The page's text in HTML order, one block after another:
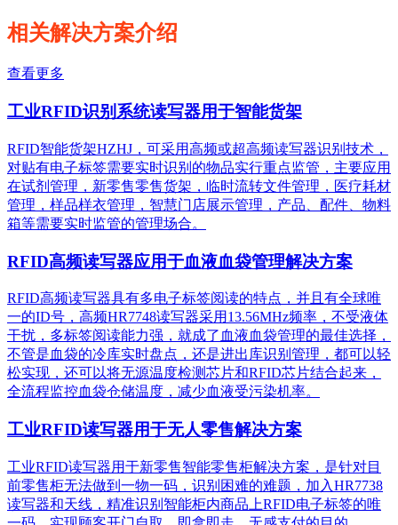
相关解决方案介绍
查看更多
工业RFID识别系统读写器用于智能货架
RFID智能货架HZHJ，可采用高频或超高频读写器识别技术，
对贴有电子标签需要实时识别的物品实行重点监管，主要应用
在试剂管理，新零售零售货架，临时流转文件管理，医疗耗材
管理，样品样衣管理，智慧门店展示管理，产品、配件、物料
箱等需要实时监管的管理场合。
RFID高频读写器应用于血液血袋管理解决方案
RFID高频读写器具有多电子标签阅读的特点，并且有全球唯
一的ID号，高频HR7748读写器采用13.56MHz频率，不受液体
干扰，多标签阅读能力强，就成了血液血袋管理的最佳选择，
不管是血袋的冷库实时盘点，还是进出库识别管理，都可以轻
松实现，还可以将无源温度检测芯片和RFID芯片结合起来，
全流程监控血袋仓储温度，减少血液受污染机率。
工业RFID读写器用于无人零售解决方案
工业RFID读写器用于新零售智能零售柜解决方案，是针对目
前零售柜无法做到一物一码，识别困难的难题，加入HR7738
读写器和天线，精准识别​智能柜内商品上RFID电子标签的唯